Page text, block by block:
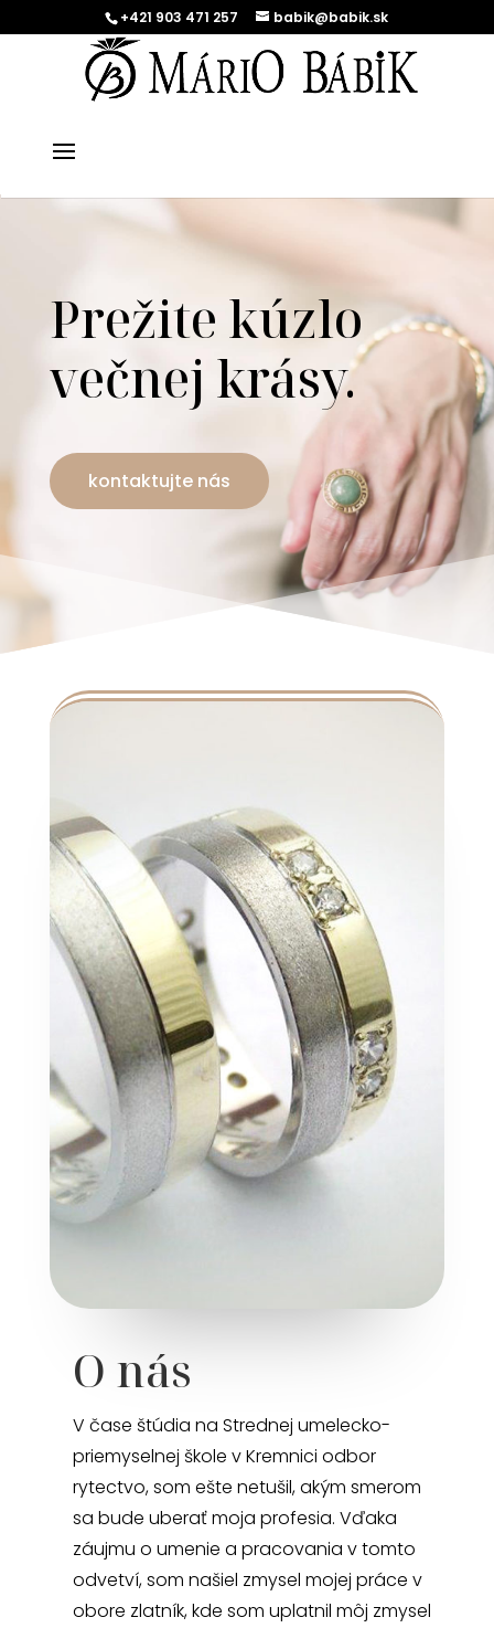
+421 903 471 257 babik@babik.sk
Prežite kúzlo
večnej krásy.
kontaktujte nás
O nás
V čase štúdia na Strednej umelecko-
priemyselnej škole v Kremnici odbor
rytectvo, som ešte netušil, akým smerom
sa bude uberať moja profesia. Vďaka
záujmu o umenie a pracovania v tomto
odvetví, som našiel zmysel mojej práce v
obore zlatník, kde som uplatnil môj zmysel